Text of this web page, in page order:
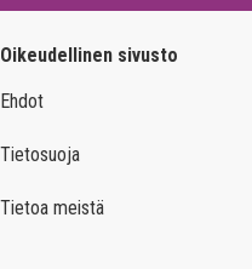
Oikeudellinen sivusto
Ehdot
Tietosuoja
Tietoa meistä